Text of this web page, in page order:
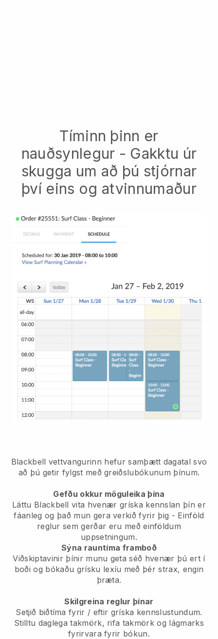
Tíminn þinn er
nauðsynlegur - Gakktu úr
skugga um að þú stjórnar
því eins og atvinnumaður
Blackbell vettvangurinn hefursamþætt dagatal svo
að þú getir fylgst með greiðslubókunum þínum.
Gefðu okkur möguleika þína
Láttu Blackbell vita hvenær gríska kennslan þín er
fáanleg og það mun gera verkið fyrir þig - Einföld
reglur sem gerðar eru með einföldum
uppsetningum.
Sýna rauntíma framboð
Viðskiptavinir þínir munu geta séð hvenær þú ert í
boðiog bókaðu grísku lexíu með þér strax, engin
þræta.
Skilgreina reglur þínar
Setjið biðtíma fyrir / eftir gríska kennslustundum.
Stilltu daglega takmörk, rifa takmörk og lágmarks
fyrirvara fyrir bókun.